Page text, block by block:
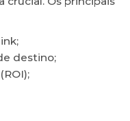
destino;